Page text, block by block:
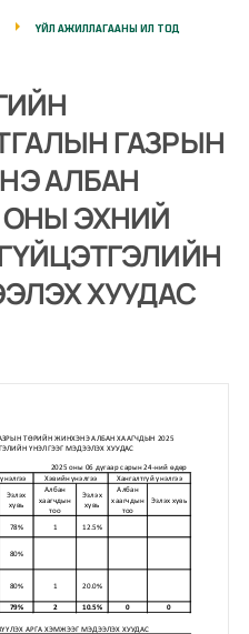
ҮЙЛ АЖИЛЛАГААНЫ ИЛ ТОД
ГАЗРЫН
АЛБАН
ОНЫ ЭХНИЙ
ХУУДАС